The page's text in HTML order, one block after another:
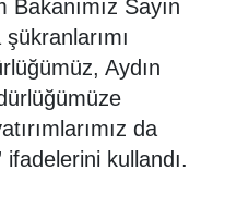
Sayın
Aydın
da
ifadelerini kullandı.